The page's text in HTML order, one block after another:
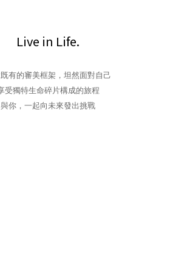
Live in Life.
有的審美框架，坦然面對自己
受獨特生命碎片構成的旅程
與你，一起向未來發出挑戰